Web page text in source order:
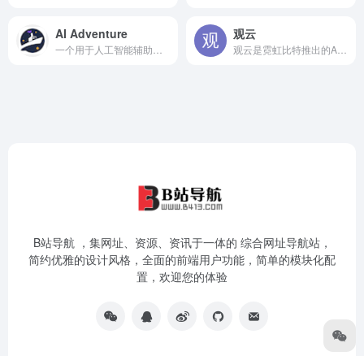
AI Adventure 观云
B站导航 ，集网址、资源、资讯于一体的 综合网址导航站，
简约优雅的设计风格，全面的前端用户功能，简单的模块化配
置，欢迎您的体验